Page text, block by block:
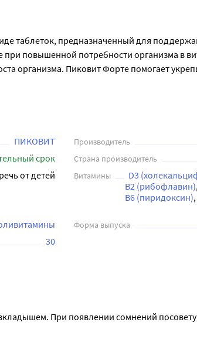
таблеток, предназначенный для
при повышенной потребности организма в
организма. Пиковит Форте помогает
и лечения дефицита витаминов и
ПИКОВИТ Производитель
срок Страна производитель
от детей Витамины D3
В2 (рибофлавин)
В6 (пиридоксин)
Форма выпуска
30
При появлении сомнений